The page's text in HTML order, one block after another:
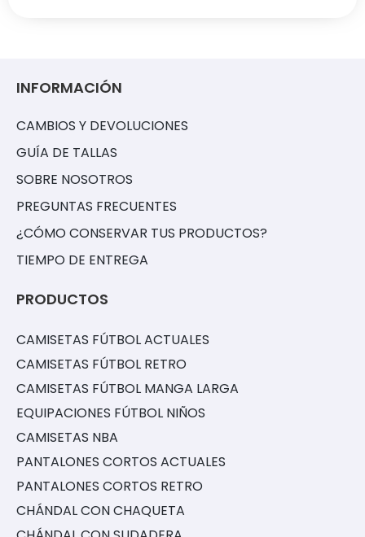
INFORMACIÓN
CAMBIOS Y DEVOLUCIONES
GUÍA DE TALLAS
SOBRE NOSOTROS
PREGUNTAS FRECUENTES
¿CÓMO CONSERVAR TUS PRODUCTOS?
TIEMPO DE ENTREGA
PRODUCTOS
CAMISETAS FÚTBOL ACTUALES
CAMISETAS FÚTBOL RETRO
CAMISETAS FÚTBOL MANGA LARGA
EQUIPACIONES FÚTBOL NIÑOS
CAMISETAS NBA
PANTALONES CORTOS ACTUALES
PANTALONES CORTOS RETRO
CHÁNDAL CON CHAQUETA